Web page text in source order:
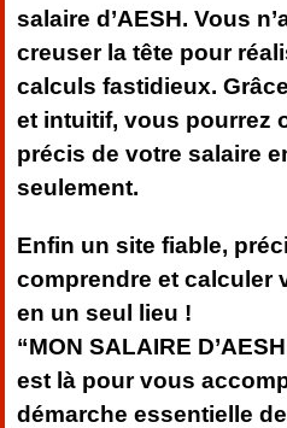
salaire d’AESH. Vous
creuser la tête pour
calculs fastidieux.
et intuitif, vous pourrez
précis de votre salaire
seulement.
Enfin un site fiable,
comprendre et calculer
en un seul lieu !
“MON SALAIRE
est là pour vous
démarche essentielle